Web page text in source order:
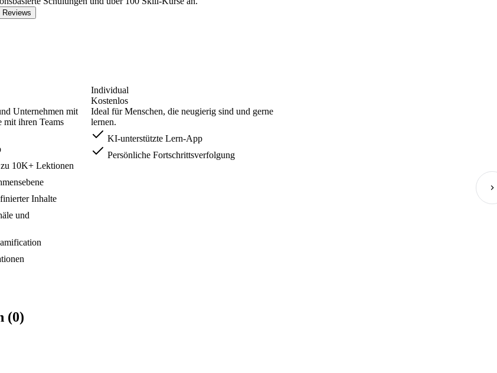
Reviews
Unternehmen mit
mit ihren Teams
10K+ Lektionen
Inhalte
und
Individual
Kostenlos
Ideal für Menschen, die neugierig sind und gerne
lernen.
KI-unterstützte Lern-App
Persönliche Fortschrittsverfolgung
(0)